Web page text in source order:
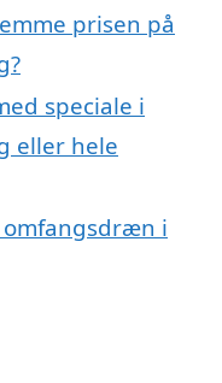
prisen på
speciale i
eller hele
i